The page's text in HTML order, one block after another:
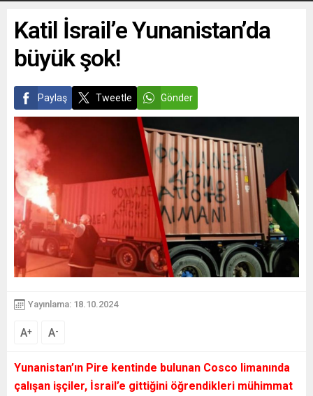
Katil İsrail’e Yunanistan’da
büyük şok!
Paylaş Tweetle Gönder
Yayınlama: 18.10.2024
A+ A-
Yunanistan’ın Pire kentinde bulunan Cosco limanında
çalışan işçiler, İsrail’e gittiğini öğrendikleri mühimmat